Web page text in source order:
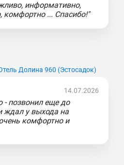
информативно,
комфортно ... Спасибо!"
Долина 960 (Эcтocaдoк)
14.07.2026
- позвонил еще до
ждал у выхода на
комфортно и